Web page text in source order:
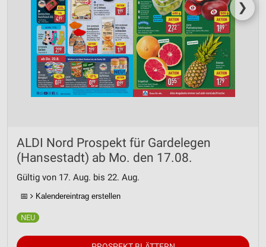
❯
ALDI Nord Prospekt für Gardelegen
(Hansestadt) ab Mo. den 17.08.
Gültig von 17. Aug. bis 22. Aug.
📅 Kalendereintrag erstellen